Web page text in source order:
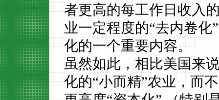
者更高的每工作日收入
业一定程度的“去内卷化
化的一个重要内容。
虽然如此，相比美国来
化的“小而精”农业，而